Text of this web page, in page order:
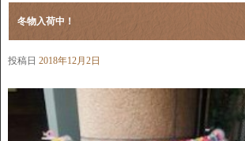
冬物入荷中！
投稿日 2018年12月2日